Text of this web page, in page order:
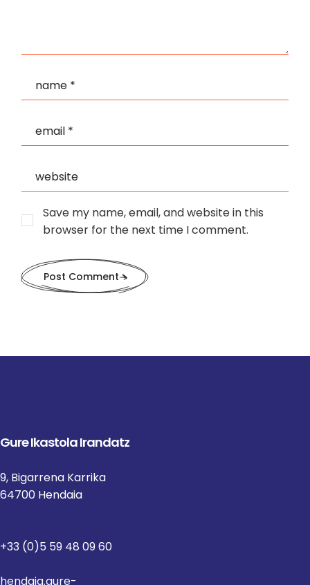
Save my name, email, and website in this
browser for the next time I comment.
Post Comment
Gure Ikastola Irandatz
9, Bigarrena Karrika
64700 Hendaia
+33 (0)5 59 48 09 60
hendaia.gure-